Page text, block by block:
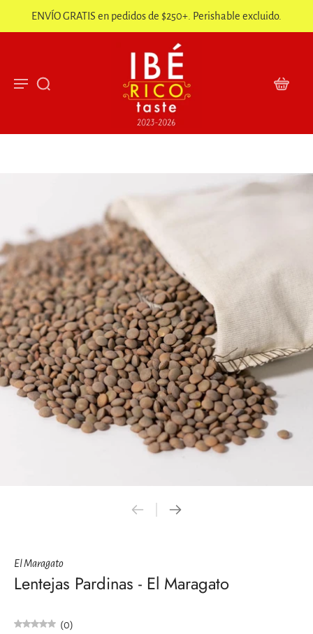
ENVÍO GRATIS en pedidos de $250+. Perishable excluido.
El Maragato
Lentejas Pardinas - El Maragato
(0)